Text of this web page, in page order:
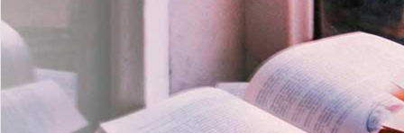
6º AO 9º ANO FUNDAMENTAL